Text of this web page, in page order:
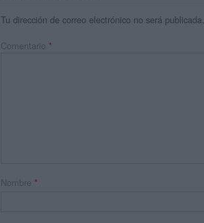
Tu dirección de correo electrónico no será publicada.
Comentario *
Nombre *